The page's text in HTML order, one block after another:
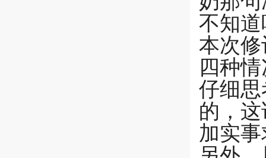
不知
本次
四种
仔细
的，
加实